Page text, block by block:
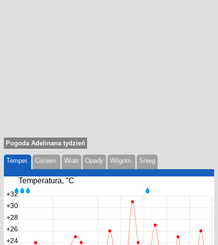
Pogoda Adelinana tydzień
Temper. Ciśnien. Wiatr Opady Wilgotn. Snieg
Temperatura, °С
+24
+26
+28
+30
+32